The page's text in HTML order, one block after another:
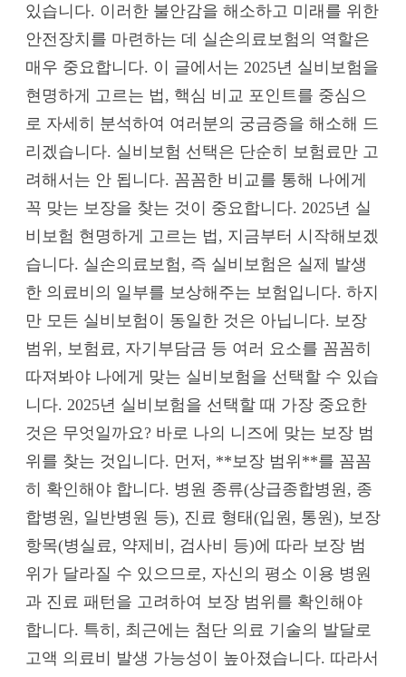
있습니다. 이러한 불안감을 해소하고 미래를 위한
안전장치를 마련하는 데 실손의료보험의 역할은
매우 중요합니다. 이 글에서는 2025년 실비보험을
현명하게 고르는 법, 핵심 비교 포인트를 중심으
로 자세히 분석하여 여러분의 궁금증을 해소해 드
리겠습니다. 실비보험 선택은 단순히 보험료만 고
려해서는 안 됩니다. 꼼꼼한 비교를 통해 나에게
꼭 맞는 보장을 찾는 것이 중요합니다. 2025년 실
비보험 현명하게 고르는 법, 지금부터 시작해보겠
습니다. 실손의료보험, 즉 실비보험은 실제 발생
한 의료비의 일부를 보상해주는 보험입니다. 하지
만 모든 실비보험이 동일한 것은 아닙니다. 보장
범위, 보험료, 자기부담금 등 여러 요소를 꼼꼼히
따져봐야 나에게 맞는 실비보험을 선택할 수 있습
니다. 2025년 실비보험을 선택할 때 가장 중요한
것은 무엇일까요? 바로 나의 니즈에 맞는 보장 범
위를 찾는 것입니다. 먼저, **보장 범위**를 꼼꼼
히 확인해야 합니다. 병원 종류(상급종합병원, 종
합병원, 일반병원 등), 진료 형태(입원, 통원), 보장
항목(병실료, 약제비, 검사비 등)에 따라 보장 범
위가 달라질 수 있으므로, 자신의 평소 이용 병원
과 진료 패턴을 고려하여 보장 범위를 확인해야
합니다. 특히, 최근에는 첨단 의료 기술의 발달로
고액 의료비 발생 가능성이 높아졌습니다. 따라서